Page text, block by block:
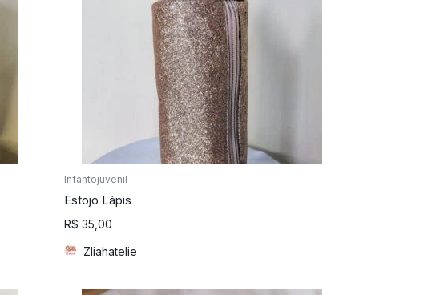
Infantojuvenil
Estojo Lápis
R$ 35,00
Zliahatelie